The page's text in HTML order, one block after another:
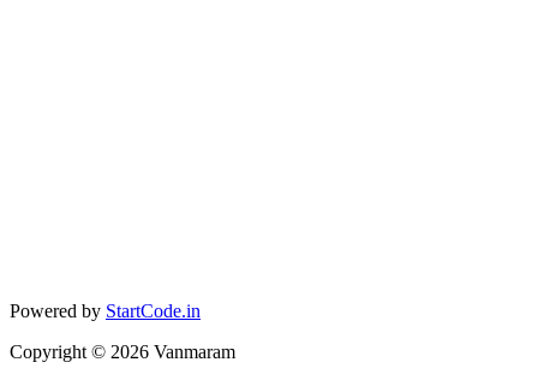
Powered by StartCode.in
Copyright © 2026 Vanmaram